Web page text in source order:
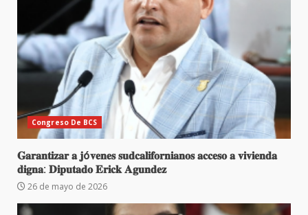
Congreso De BCS
𝐆𝐚𝐫𝐚𝐧𝐭𝐢𝐳𝐚𝐫 𝐚 𝐣ó𝐯𝐞𝐧𝐞𝐬 𝐬𝐮𝐝𝐜𝐚𝐥𝐢𝐟𝐨𝐫𝐧𝐢𝐚𝐧𝐨𝐬 𝐚𝐜𝐜𝐞𝐬𝐨 𝐚 𝐯𝐢𝐯𝐢𝐞𝐧𝐝𝐚
𝐝𝐢𝐠𝐧𝐚: 𝐃𝐢𝐩𝐮𝐭𝐚𝐝𝐨 𝐄𝐫𝐢𝐜𝐤 𝐀𝐠𝐮𝐧𝐝𝐞𝐳
26 de mayo de 2026